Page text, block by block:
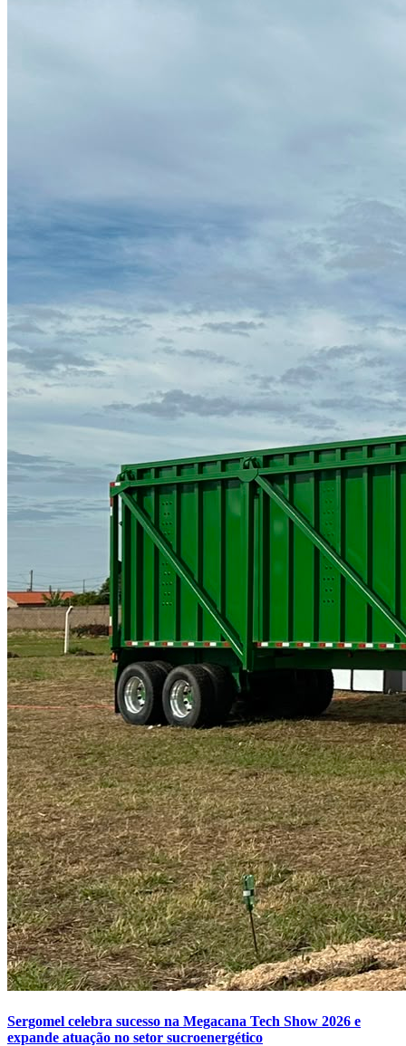
Sergomel celebra sucesso na Megacana Tech Show 2026 e
expande atuação no setor sucroenergético